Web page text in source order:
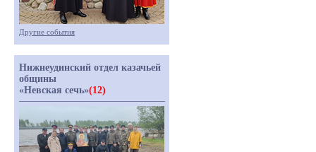
Другие события
Нижнеудинский отдел казачьей
общины
«Невская сечь»(12)